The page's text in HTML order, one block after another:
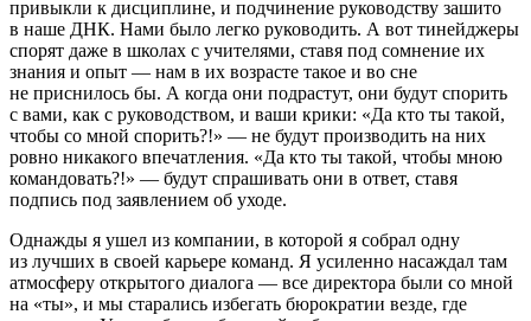
привыкли к дисциплине, и подчинение руководству зашито
в наше ДНК. Нами было легко руководить. А вот тинейджеры
спорят даже в школах с учителями, ставя под сомнение их
знания и опыт — нам в их возрасте такое и во сне
не приснилось бы. А когда они подрастут, они будут спорить
с вами, как с руководством, и ваши крики: «Да кто ты такой,
чтобы со мной спорить?!» — не будут производить на них
ровно никакого впечатления. «Да кто ты такой, чтобы мною
командовать?!» — будут спрашивать они в ответ, ставя
подпись под заявлением об уходе.
Однажды я ушел из компании, в которой я собрал одну
из лучших в своей карьере команд. Я усиленно насаждал там
атмосферу открытого диалога — все директора были со мной
на «ты», и мы старались избегать бюрократии везде, где